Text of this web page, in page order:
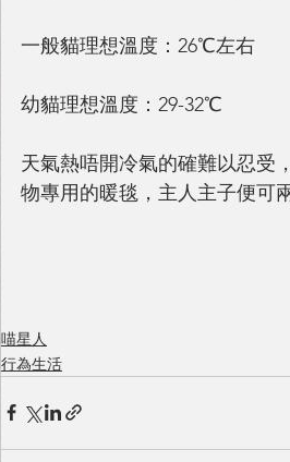
一般貓理想溫度：26℃左右
幼貓理想溫度：29-32℃
天氣熱唔開冷氣的確難以忍受
物專用的暖毯，主人主子便可
喵星人
行為生活